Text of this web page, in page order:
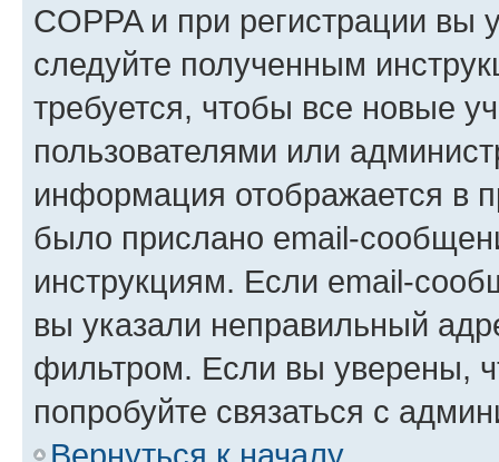
COPPA и при регистрации вы
следуйте полученным
требуется, чтобы все новые
пользователями или
информация отображается в
было прислано email-
инструкциям. Если email-
вы указали неправильный
фильтром. Если вы уверены,
попробуйте связаться с
Вернуться к началу